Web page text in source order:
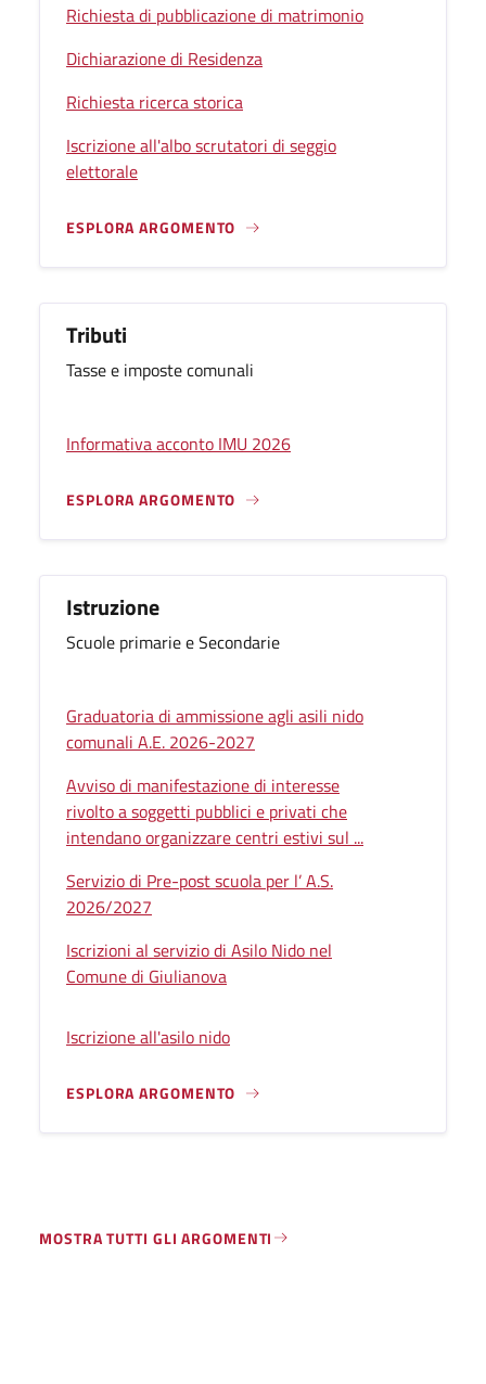
Richiesta di pubblicazione di matrimonio
Dichiarazione di Residenza
Richiesta ricerca storica
Iscrizione all'albo scrutatori di seggio
elettorale
ESPLORA ARGOMENTO
Tributi
Tasse e imposte comunali
Informativa acconto IMU 2026
ESPLORA ARGOMENTO
Istruzione
Scuole primarie e Secondarie
Graduatoria di ammissione agli asili nido
comunali A.E. 2026-2027
Avviso di manifestazione di interesse
rivolto a soggetti pubblici e privati che
intendano organizzare centri estivi sul ...
Servizio di Pre-post scuola per l’ A.S.
2026/2027
Iscrizioni al servizio di Asilo Nido nel
Comune di Giulianova
Iscrizione all'asilo nido
ESPLORA ARGOMENTO
MOSTRA TUTTI GLI ARGOMENTI